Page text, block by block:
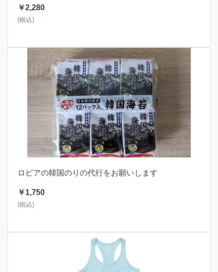
￥2,280
(税込)
ロピアの韓国のりの代行をお願いします
￥1,750
(税込)